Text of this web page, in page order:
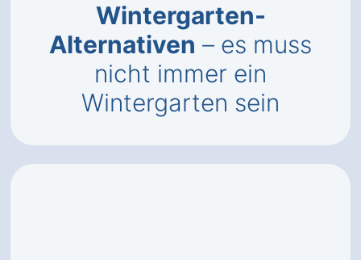
Wintergarten-
Alternativen – es muss
nicht immer ein
Wintergarten sein